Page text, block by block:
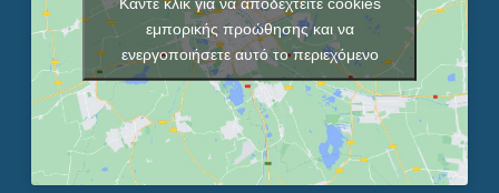
εμπορικής προώθησης και να
ενεργοποιήσετε αυτό το περιεχόμενο